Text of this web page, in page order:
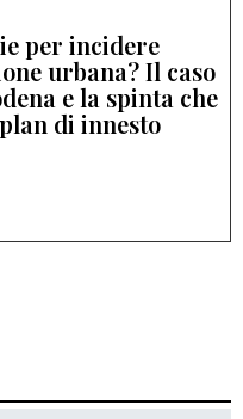
per incidere
urbana? Il caso
e la spinta che
di innesto